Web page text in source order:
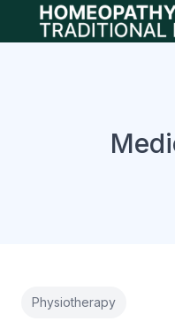
Open main menu
Physiotherapy